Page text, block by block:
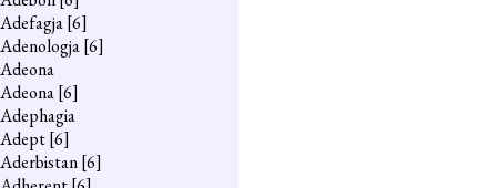
Adefagja[6]
Adenologja[6]
Adeona
Adeona[6]
Adephagia
Adept[6]
Aderbistan[6]